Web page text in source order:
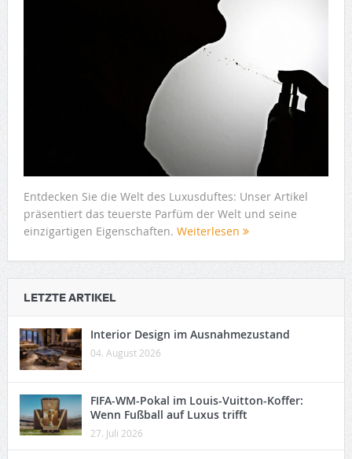
Entdecken Sie die Welt des Luxusduftes: Unser Artikel
präsentiert das teuerste Parfüm der Welt und seine
einzigartigen Eigenschaften. Weiterlesen
LETZTE ARTIKEL
Interior Design im Ausnahmezustand
04. August 2026
FIFA-WM-Pokal im Louis-Vuitton-Koffer:
Wenn Fußball auf Luxus trifft
27. Juli 2026